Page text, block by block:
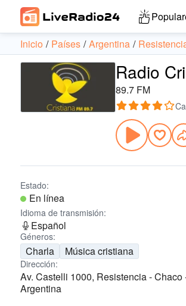
Inicio Países Argentina
Radio
89.7 FM
Estado:
En línea
Idioma de transmisión:
Español
Géneros:
Charla Música cristiana
Dirección:
Av. Castelli 1000, Resistencia - Chaco
Argentina